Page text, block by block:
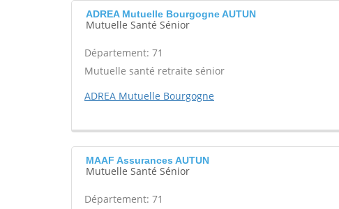
ADREA Mutuelle Bourgogne AUTUN
Mutuelle Santé Sénior
Département: 71
Mutuelle santé retraite sénior
ADREA Mutuelle Bourgogne
MAAF Assurances AUTUN
Mutuelle Santé Sénior
Département: 71